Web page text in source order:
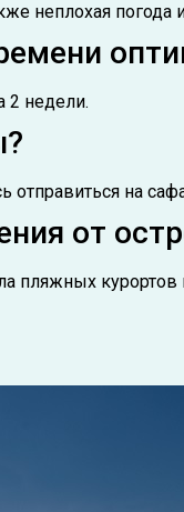
неплохая
2 недели.
отправиться на
от
пляжных